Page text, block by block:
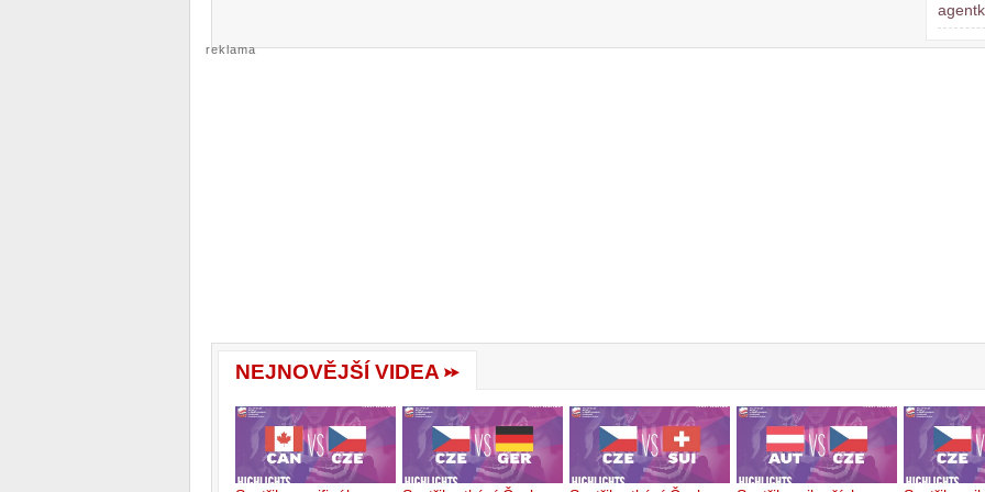
reklama
NEJNOVĚJŠÍ VIDEA